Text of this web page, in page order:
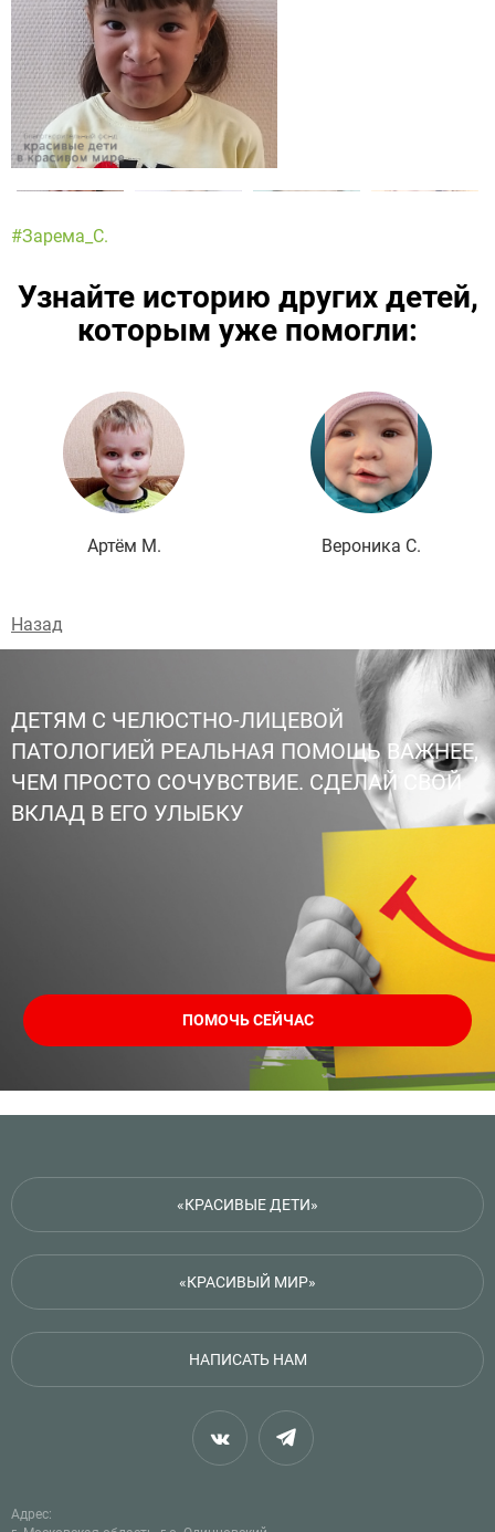
#Зарема_С.
Узнайте историю других детей,
которым уже помогли:
Артём М.
Подробнее
Вероника С.
Назад
ДЕТЯМ С ЧЕЛЮСТНО-ЛИЦЕВОЙ
ПАТОЛОГИЕЙ РЕАЛЬНАЯ ПОМОЩЬ ВАЖНЕЕ,
ЧЕМ ПРОСТО СОЧУВСТВИЕ. СДЕЛАЙ СВОЙ
ВКЛАД В ЕГО УЛЫБКУ
ПОМОЧЬ СЕЙЧАС
«КРАСИВЫЕ ДЕТИ»
«КРАСИВЫЙ МИР»
НАПИСАТЬ НАМ
Адрес: